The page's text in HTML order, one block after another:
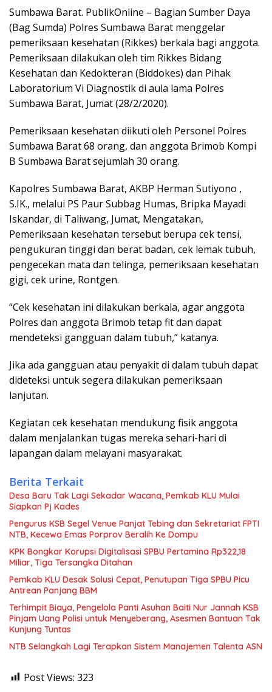
Sumbawa Barat. PublikOnline – Bagian Sumber Daya
(Bag Sumda) Polres Sumbawa Barat menggelar
pemeriksaan kesehatan (Rikkes) berkala bagi anggota.
Pemeriksaan dilakukan oleh tim Rikkes Bidang
Kesehatan dan Kedokteran (Biddokes) dan Pihak
Laboratorium Vi Diagnostik di aula lama Polres
Sumbawa Barat, Jumat (28/2/2020).
Pemeriksaan kesehatan diikuti oleh Personel Polres
Sumbawa Barat 68 orang, dan anggota Brimob Kompi
B Sumbawa Barat sejumlah 30 orang.
Kapolres Sumbawa Barat, AKBP Herman Sutiyono ,
S.IK., melalui PS Paur Subbag Humas, Bripka Mayadi
Iskandar, di Taliwang, Jumat, Mengatakan,
Pemeriksaan kesehatan tersebut berupa cek tensi,
pengukuran tinggi dan berat badan, cek lemak tubuh,
pengecekan mata dan telinga, pemeriksaan kesehatan
gigi, cek urine, Rontgen.
“Cek kesehatan ini dilakukan berkala, agar anggota
Polres dan anggota Brimob tetap fit dan dapat
mendeteksi gangguan dalam tubuh,” katanya.
Jika ada gangguan atau penyakit di dalam tubuh dapat
dideteksi untuk segera dilakukan pemeriksaan
lanjutan.
Kegiatan cek kesehatan mendukung fisik anggota
dalam menjalankan tugas mereka sehari-hari di
lapangan dalam melayani masyarakat.
Berita Terkait
Desa Baru Tak Lagi Sekadar Wacana, Pemkab KLU Mulai
Siapkan Pj Kades
Pengurus KSB Segel Venue Panjat Tebing dan Sekretariat FPTI
NTB, Kecewa Emas Porprov Beralih Ke Dompu
KPK Bongkar Korupsi Digitalisasi SPBU Pertamina Rp322,18
Miliar, Tiga Tersangka Ditahan
Pemkab KLU Desak Solusi Cepat, Penutupan Tiga SPBU Picu
Antrean Panjang BBM
Terhimpit Biaya, Pengelola Panti Asuhan Baiti Nur Jannah KSB
Pinjam Uang Polisi untuk Menyeberang, Asesmen Bantuan Tak
Kunjung Tuntas
NTB Selangkah Lagi Terapkan Sistem Manajemen Talenta ASN
Post Views: 323